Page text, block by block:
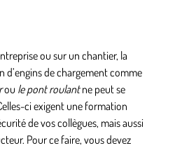
ou sur un chantier, la
de chargement comme
ou le pont roulantne peut se
ci exigent une formation
de vos collègues, mais aussi
Pour ce faire, vous devez